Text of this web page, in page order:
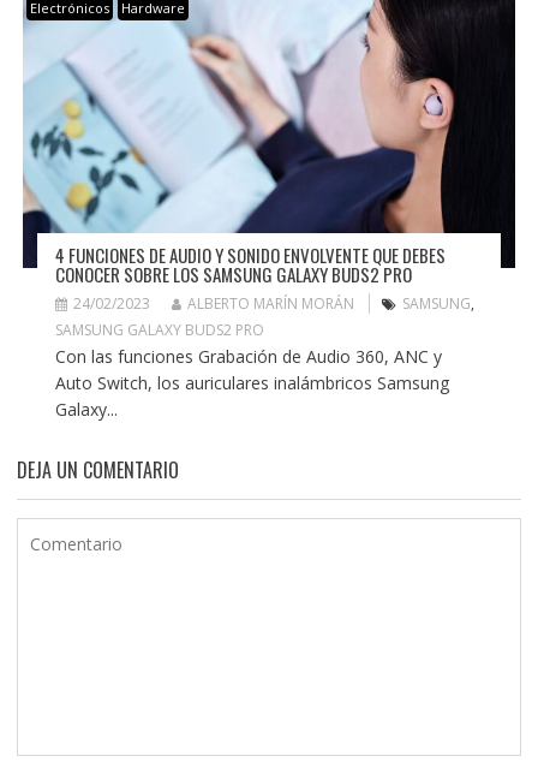
Electrónicos Hardware
4 FUNCIONES DE AUDIO Y SONIDO ENVOLVENTE QUE DEBES
CONOCER SOBRE LOS SAMSUNG GALAXY BUDS2 PRO
24/02/2023 ALBERTO MARÍN MORÁN SAMSUNG,
SAMSUNG GALAXY BUDS2 PRO
Con las funciones Grabación de Audio 360, ANC y
Auto Switch, los auriculares inalámbricos Samsung
Galaxy...
DEJA UN COMENTARIO